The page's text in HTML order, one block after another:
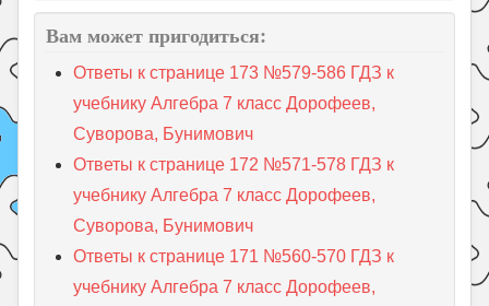
Вам может пригодиться:
Ответы к странице 173 №579-586 ГДЗ к
учебнику Алгебра 7 класс Дорофеев,
Суворова, Бунимович
Ответы к странице 172 №571-578 ГДЗ к
учебнику Алгебра 7 класс Дорофеев,
Суворова, Бунимович
Ответы к странице 171 №560-570 ГДЗ к
учебнику Алгебра 7 класс Дорофеев,